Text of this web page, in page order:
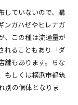
していないので、購
ンガハゼやヒレナガ
、この種は流通量が
れることもあり「ダ
舗もあります。ちな
もしくは横浜市都筑
別の個体となりま